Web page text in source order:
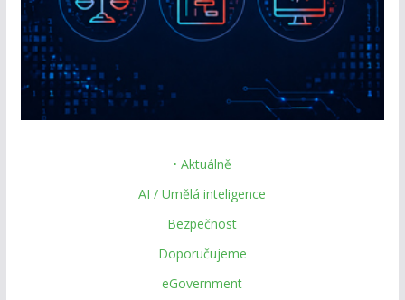
• Aktuálně
AI / Umělá inteligence
Bezpečnost
Doporučujeme
eGovernment